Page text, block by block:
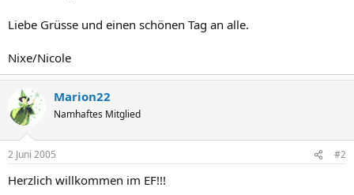
Liebe Grüsse und einen schönen Tag an alle.
Nixe/Nicole
Marion22
Namhaftes Mitglied
2 Juni 2005 #2
Herzlich willkommen im EF!!!